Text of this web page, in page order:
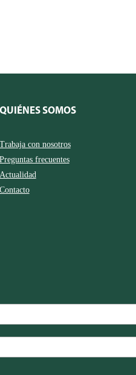
QUIÉNES SOMOS
Trabaja con nosotros
Preguntas frecuentes
Actualidad
Contacto